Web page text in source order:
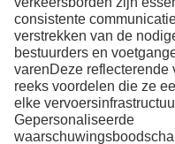
consistente
verstrekken van de
bestuurders en
varenDeze reflecterende
reeks voordelen die ze
elke
Gepersonaliseerde